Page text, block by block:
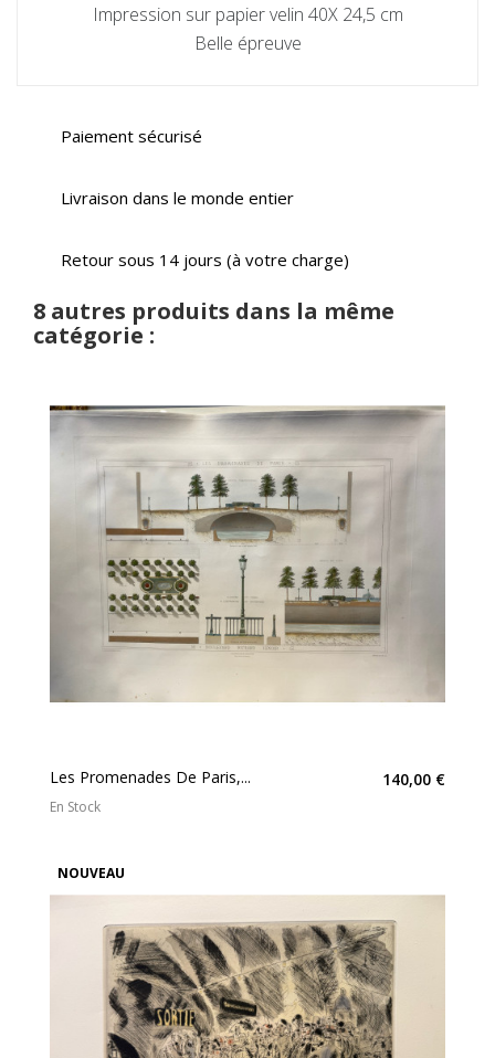
Impression sur papier velin 40X 24,5 cm
Belle épreuve
Paiement sécurisé
Livraison dans le monde entier
Retour sous 14 jours (à votre charge)
8 autres produits dans la même
catégorie :
Les Promenades De Paris,... 140,00 €
En Stock
NOUVEAU